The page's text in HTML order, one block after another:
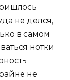
не делся,
в самом
нотки
не